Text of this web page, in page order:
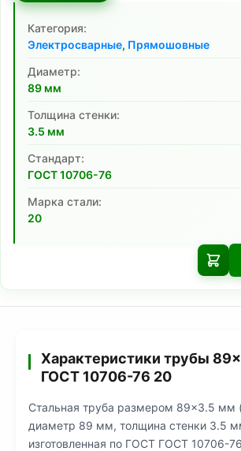
Категория:
Электросварные, Прямошовные
Диаметр:
89 мм
Толщина стенки:
3.5 мм
Cтандарт:
ГОСТ 10706-76
Марка стали:
20
Характеристики трубы
ГОСТ 10706-76 20
Стальная труба размером 89×3.5 мм
диаметр 89 мм, толщина стенки 3.5
изготовленная по ГОСТ ГОСТ 10706-